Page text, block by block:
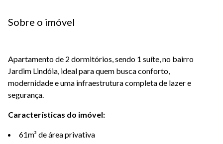
Sobre o imóvel
Apartamento de 2 dormitórios, sendo 1 suíte, no bairro
Jardim Lindóia, ideal para quem busca conforto,
modernidade e uma infraestrutura completa de lazer e
segurança.
Características do imóvel:
61m² de área privativa